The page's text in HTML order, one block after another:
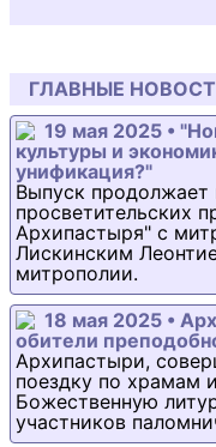
ГЛАВНЫЕ
19 мая 2025 •
культуры и
унификация?"
Выпуск продолжает
просветительских
Архипастыря" с
Лискинским
митрополии.
18 мая 2025 •
обители
Архипастыри,
поездку по храмам
Божественную
участников